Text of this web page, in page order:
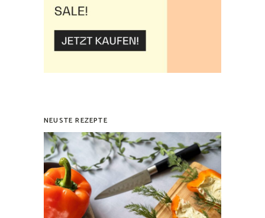
NEUSTE REZEPTE